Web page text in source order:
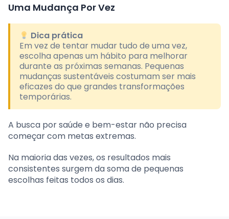
Uma Mudança Por Vez
Dica prática
Em vez de tentar mudar tudo de uma vez,
escolha apenas um hábito para melhorar
durante as próximas semanas. Pequenas
mudanças sustentáveis costumam ser mais
eficazes do que grandes transformações
temporárias.
A busca por saúde e bem-estar não precisa
começar com metas extremas.
Na maioria das vezes, os resultados mais
consistentes surgem da soma de pequenas
escolhas feitas todos os dias.